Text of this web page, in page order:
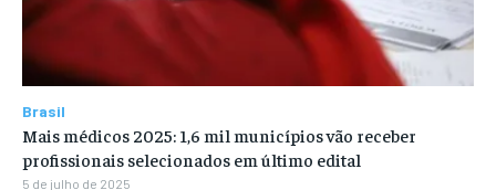
Brasil
Mais médicos 2025: 1,6 mil municípios vão receber
profissionais selecionados em último edital
5 de julho de 2025